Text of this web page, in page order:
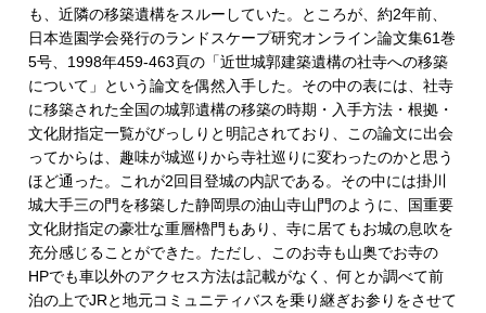
も、近隣の移築遺構をスルーしていた。ところが、約2年前、
日本造園学会発行のランドスケープ研究オンライン論文集61巻
5号、1998年459-463頁の「近世城郭建築遺構の社寺への移築
について」という論文を偶然入手した。その中の表には、社寺
に移築された全国の城郭遺構の移築の時期・入手方法・根拠・
文化財指定一覧がびっしりと明記されており、この論文に出会
ってからは、趣味が城巡りから寺社巡りに変わったのかと思う
ほど通った。これが2回目登城の内訳である。その中には掛川
城大手三の門を移築した静岡県の油山寺山門のように、国重要
文化財指定の豪壮な重層櫓門もあり、寺に居てもお城の息吹を
充分感じることができた。ただし、このお寺も山奥でお寺の
HPでも車以外のアクセス方法は記載がなく、何とか調べて前
泊の上でJRと地元コミュニティバスを乗り継ぎお参りをさせて